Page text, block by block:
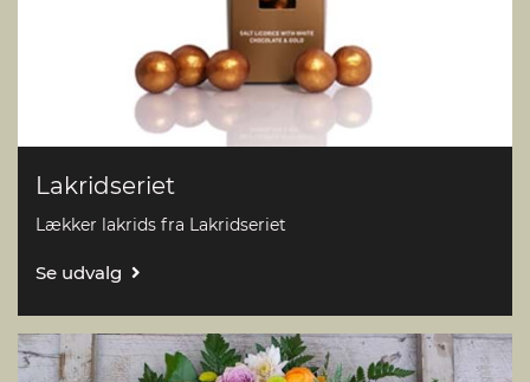
Lakridseriet
Lækker lakrids fra Lakridseriet
Se udvalg